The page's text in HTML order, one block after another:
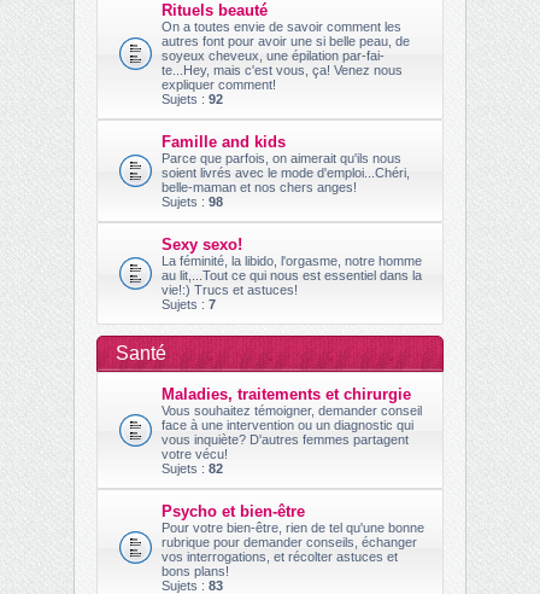
Rituels beauté
On a toutes envie de savoir comment les
autres font pour avoir une si belle peau, de
soyeux cheveux, une épilation par-fai-
te...Hey, mais c'est vous, ça! Venez nous
expliquer comment!
Sujets : 92
Famille and kids
Parce que parfois, on aimerait qu'ils nous
soient livrés avec le mode d'emploi...Chéri,
belle-maman et nos chers anges!
Sujets : 98
Sexy sexo!
La féminité, la libido, l'orgasme, notre homme
au lit,...Tout ce qui nous est essentiel dans la
vie!:) Trucs et astuces!
Sujets : 7
Santé
Maladies, traitements et chirurgie
Vous souhaitez témoigner, demander conseil
face à une intervention ou un diagnostic qui
vous inquiète? D'autres femmes partagent
votre vécu!
Sujets : 82
Psycho et bien-être
Pour votre bien-être, rien de tel qu'une bonne
rubrique pour demander conseils, échanger
vos interrogations, et récolter astuces et
bons plans!
Sujets : 83